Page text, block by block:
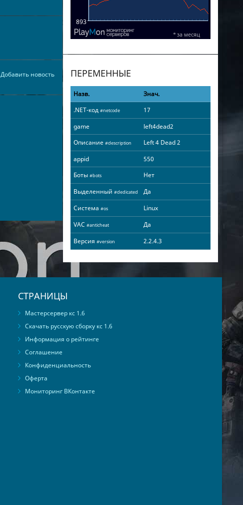
Добавить новость ПЕРЕМЕННЫЕ
Назв.
Знач.
.NET-код #netcode
17
game
left4dead2
Описание #description
Left 4 Dead 2
appid
550
Боты #bots
Нет
Выделенный #dedicated
Да
Система #os
Linux
VAC #anticheat
Да
Версия #version 2.2.4.3
СТРАНИЦЫ
Мастерсервер кс 1.6
Скачать русскую сборку кс 1.6
Информация о рейтинге
Соглашение
Конфиденциальность
Оферта
Мониторинг ВКонтакте